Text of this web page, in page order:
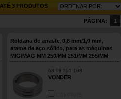
ATÉ 3 PRODUTOS
PÁGINA: 1
Roldana de arraste, 0,8 mm/1,0 mm,
arame de aço sólido, para as máquinas
MIG/MAG MM 250/MM 251/MM 255/MM
305/MMP 252, VONDER
68.99.251.108
VONDER